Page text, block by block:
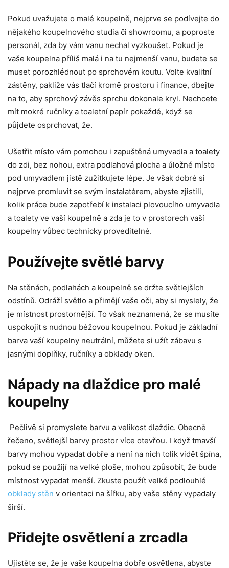
Pokud uvažujete o malé koupelně, nejprve se podívejte do
nějakého koupelnového studia či showroomu, a poproste
personál, zda by vám vanu nechal vyzkoušet. Pokud je
vaše koupelna příliš malá i na tu nejmenší vanu, budete se
muset porozhlédnout po sprchovém koutu. Volte kvalitní
zástěny, pakliže vás tlačí kromě prostoru i finance, dbejte
na to, aby sprchový závěs sprchu dokonale kryl. Nechcete
mít mokré ručníky a toaletní papír pokaždé, když se
půjdete osprchovat, že.
Ušetřit místo vám pomohou i zapuštěná umyvadla a toalety
do zdi, bez nohou, extra podlahová plocha a úložné místo
pod umyvadlem jistě zužitkujete lépe. Je však dobré si
nejprve promluvit se svým instalatérem, abyste zjistili,
kolik práce bude zapotřebí k instalaci plovoucího umyvadla
a toalety ve vaší koupelně a zda je to v prostorech vaší
koupelny vůbec technicky proveditelné.
Používejte světlé barvy
Na stěnách, podlahách a koupelně se držte světlejších
odstínů. Odráží světlo a přimějí vaše oči, aby si myslely, že
je místnost prostornější. To však neznamená, že se musíte
uspokojit s nudnou béžovou koupelnou. Pokud je základní
barva vaší koupelny neutrální, můžete si užít zábavu s
jasnými doplňky, ručníky a obklady oken.
Nápady na dlaždice pro malé
koupelny
Pečlivě si promyslete barvu a velikost dlaždic. Obecně
řečeno, světlejší barvy prostor více otevřou. I když tmavší
barvy mohou vypadat dobře a není na nich tolik vidět špína,
pokud se použijí na velké ploše, mohou způsobit, že bude
místnost vypadat menší. Zkuste použít velké podlouhlé
obklady stěn v orientaci na šířku, aby vaše stěny vypadaly
širší.
Přidejte osvětlení a zrcadla
Ujistěte se, že je vaše koupelna dobře osvětlena, abyste